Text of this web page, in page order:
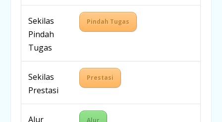
Sekilas
Pindah
Tugas
Pindah Tugas
Sekilas
Prestasi
Prestasi
Alur
Alur